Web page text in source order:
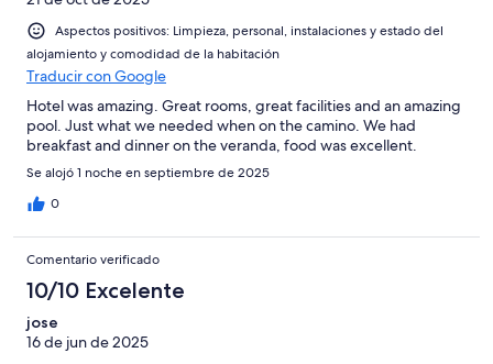
Aspectos positivos: Limpieza, personal, instalaciones y estado del
alojamiento y comodidad de la habitación
Traducir con Google
Hotel was amazing. Great rooms, great facilities and an amazing
pool. Just what we needed when on the camino. We had
breakfast and dinner on the veranda, food was excellent.
Se alojó 1 noche en septiembre de 2025
0
Comentario verificado
10/10 Excelente
jose
16 de jun de 2025